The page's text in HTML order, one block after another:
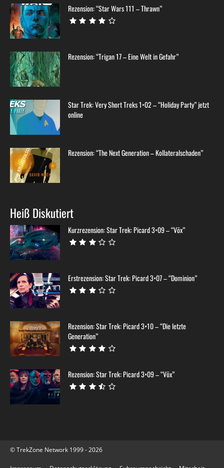
Rezension: “Star Wars 111 – Thrawn”
Rezension: “Trigan 17 – Eine Welt in Gefahr”
Star Trek: Very Short Treks 1×02 – “Holiday Party” jetzt
online
Rezension: “The Next Generation – Kollateralschaden”
Heiß Diskutiert
Kurzrezension: Star Trek: Picard 3×09 – “Võx”
Erstrezension: Star Trek: Picard 3×07 – “Dominion”
Rezension: Star Trek: Picard 3×10 – “Die letzte
Generation”
Rezension: Star Trek: Picard 3×09 – “Võx”
© TrekZone Network 1999 - 2026